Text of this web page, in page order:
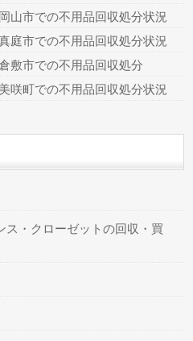
山市での不用品回収処分状況
庭市での不用品回収処分状況
敷市での不用品回収処分
咲町での不用品回収処分状況
ス・クローゼットの回収・買